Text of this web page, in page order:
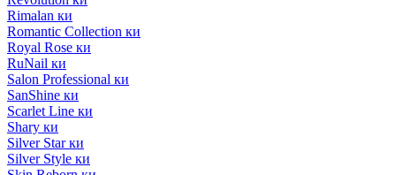
Rimalan ки
Romantic Collection ки
Royal Rose ки
RuNail ки
Salon Professional ки
SanShine ки
Scarlet Line ки
Shary ки
Silver Star ки
Silver Style ки